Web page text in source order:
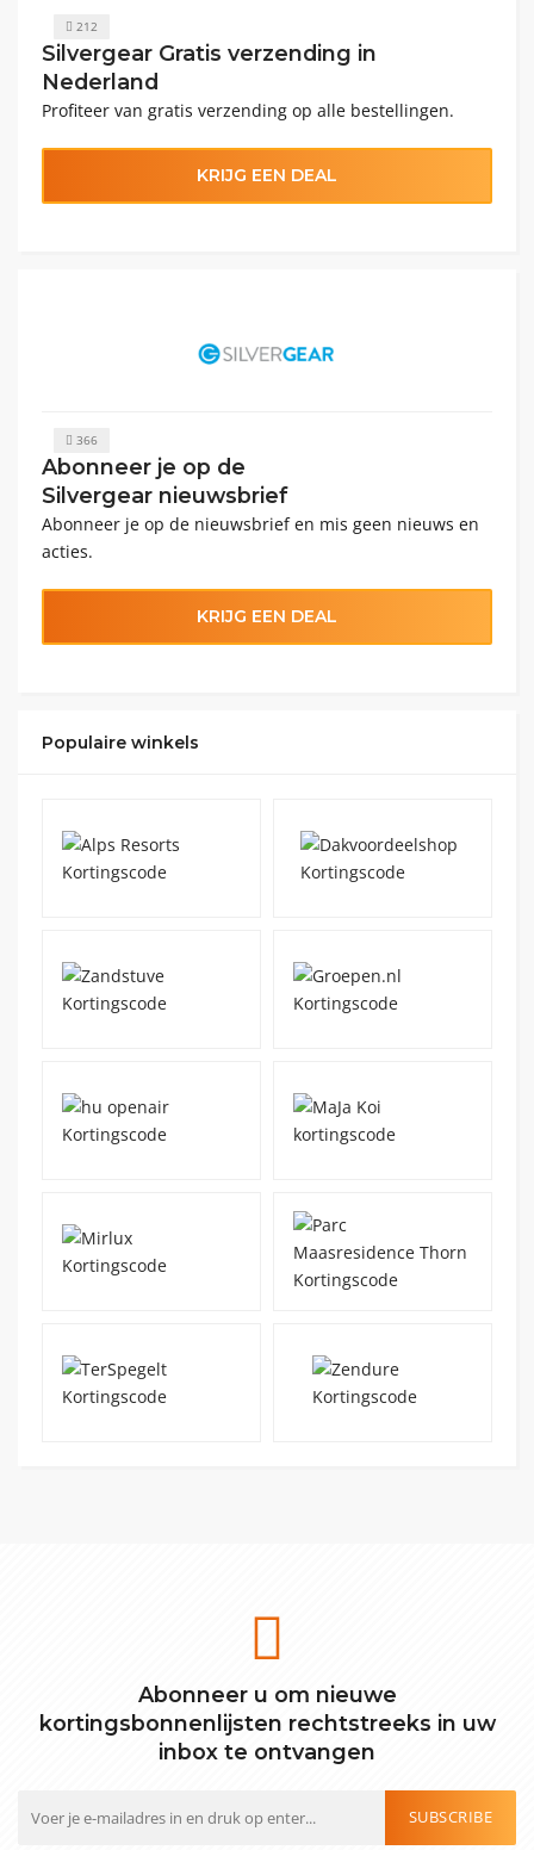
212
Silvergear Gratis verzending in
Nederland
Profiteer van gratis verzending op alle bestellingen.
KRIJG EEN DEAL
366
Abonneer je op de
Silvergear nieuwsbrief
Abonneer je op de nieuwsbrief en mis geen nieuws en
acties.
KRIJG EEN DEAL
Populaire winkels
Abonneer u om nieuwe
kortingsbonnenlijsten rechtstreeks in uw
inbox te ontvangen
SUBSCRIBE